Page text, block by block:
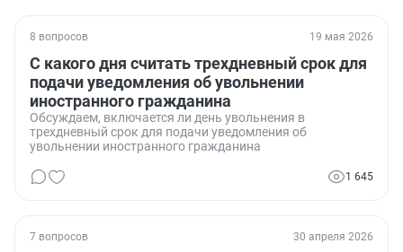
8 вопросов 19 мая 2026
С какого дня считать трехдневный срок для
подачи уведомления об увольнении
иностранного гражданина
Обсуждаем, включается ли день увольнения в
трехдневный срок для подачи уведомления об
увольнении иностранного гражданина
1 645
7 вопросов 30 апреля 2026